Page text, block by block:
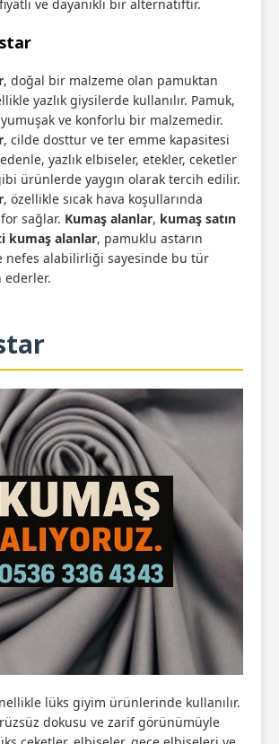
ve dayanıklı bir alternatiftir.
, doğal bir malzeme olan pamuktan
yazlık giysilerde kullanılır. Pamuk,
ve konforlu bir malzemedir.
, cilde dosttur ve ter emme kapasitesi
yazlık elbiseler, etekler, ceketler
ürünlerde yaygın olarak tercih edilir.
, özellikle sıcak hava koşullarında
sağlar. Kumaş alanlar, kumaş satın
kumaş alanlar, pamuklu astarın
nefes alabilirliği sayesinde bu tür
ederler.
lüks giyim ürünlerinde kullanılır.
dokusu ve zarif görünümüyle